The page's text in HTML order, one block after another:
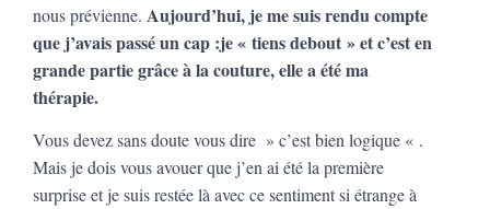
nous prévienne. Aujourd’hui, je me suis rendu compte
que j’avais passé un cap :je « tiens debout » et c’est en
grande partie grâce à la couture, elle a été ma
thérapie.
Vous devez sans doute vous dire » c’est bien logique « .
Mais je dois vous avouer que j’en ai été la première
surprise et je suis restée là avec ce sentiment si étrange à